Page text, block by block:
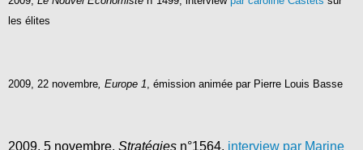
les élites
2009, 22 novembre, Europe 1, émission animée par Pierre Louis Basse
2009, 5 novembre, Stratégies n°1564, interview par Marine